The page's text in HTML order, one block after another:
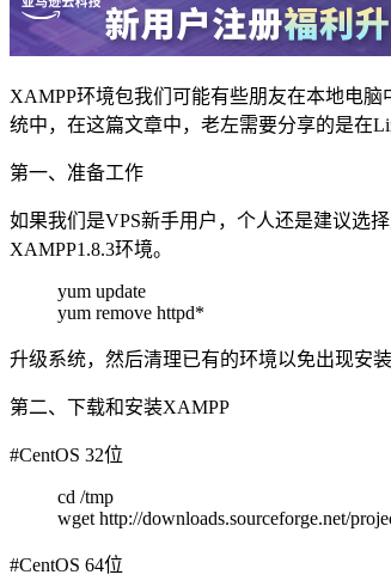
XAMPP环境包我们可能有些朋友在本地电
统中，在这篇文章中，老左需要分享的是在
第一、准备工作
如果我们是VPS新手用户，个人还是建议选
XAMPP1.8.3环境。
yum update
yum remove httpd*
升级系统，然后清理已有的环境以免出现安装
第二、下载和安装XAMPP
#CentOS 32位
cd /tmp
wget http://downloads.sourceforge.net/
#CentOS 64位